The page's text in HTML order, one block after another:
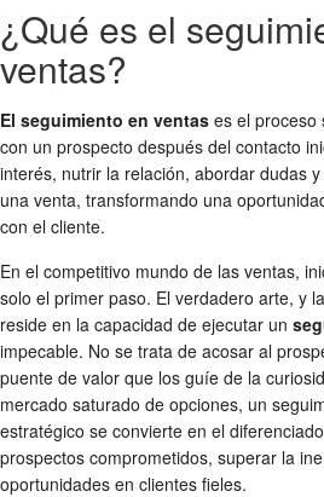
¿Qué es el
ventas?
El seguimiento en ventas es el proceso
con un prospecto después del contacto
interés, nutrir la relación, abordar dudas
una venta, transformando una
con el cliente.
En el competitivo mundo de las ventas,
solo el primer paso. El verdadero arte, y
reside en la capacidad de ejecutar un
impecable. No se trata de acosar al
puente de valor que los guíe de la
mercado saturado de opciones, un
estratégico se convierte en el
prospectos comprometidos, superar la
oportunidades en clientes fieles.